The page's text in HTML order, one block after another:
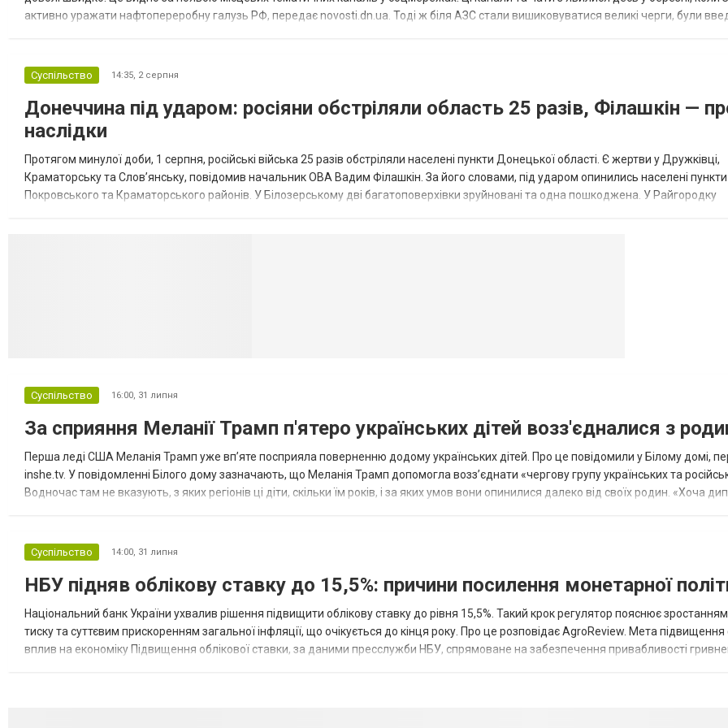
активно уражати нафтопереробну галузь РФ, передає novosti.dn.ua. Тоді ж біля АЗС стали вишиковуватися великі черги, були
Суспільство 14:35, 2 серпня
Донеччина під ударом: росіяни обстріляли область 25 разів, Філашкін —
наслідки
Протягом минулої доби, 1 серпня, російські війська 25 разів обстріляли населені пункти Донецької області. Є жертви у Дружківці,
Краматорську та Слов’янську, повідомив начальник ОВА Вадим Філашкін. За його словами, під ударом опинились населені пункти
Покровського та Краматорського районів. У Білозерському дві багатоповерхівки зруйновані та одна пошкоджена. У Райгородку
Суспільство 16:00, 31 липня
За сприяння Меланії Трамп п'ятеро українських дітей возз'єдналися з
Перша леді США Меланія Трамп уже впʼяте посприяла поверненню додому українських дітей. Про це повідомили у Білому домі,
inshe.tv. У повідомленні Білого дому зазначають, що Меланія Трамп допомогла возз’єднати «чергову групу українських та
Водночас там не вказують, з яких регіонів ці діти, скільки їм років, і за яких умов вони опинилися далеко від своїх родин. «Хоча
Суспільство 14:00, 31 липня
НБУ підняв облікову ставку до 15,5%: причини посилення монетарної
Національний банк України ухвалив рішення підвищити облікову ставку до рівня 15,5%. Такий крок регулятор пояснює
тиску та суттєвим прискоренням загальної інфляції, що очікується до кінця року. Про це розповідає AgroReview. Мета підвищення
вплив на економіку Підвищення облікової ставки, за даними пресслужби НБУ, спрямоване на забезпечення привабливості